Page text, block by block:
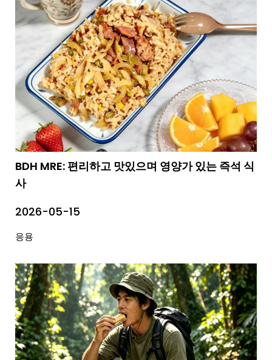
BDH MRE: 편리하고 맛있으며 영양가 있는 즉석 식
사
2026-05-15
응용